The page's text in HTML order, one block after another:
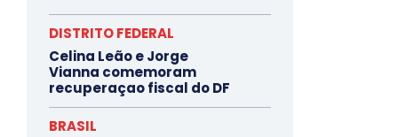
DISTRITO FEDERAL
Celina Leão e Jorge
Vianna comemoram
recuperaçao fiscal do DF
BRASIL